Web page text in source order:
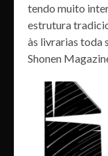
tendo muito
estrutura
às livrarias toda
Shonen